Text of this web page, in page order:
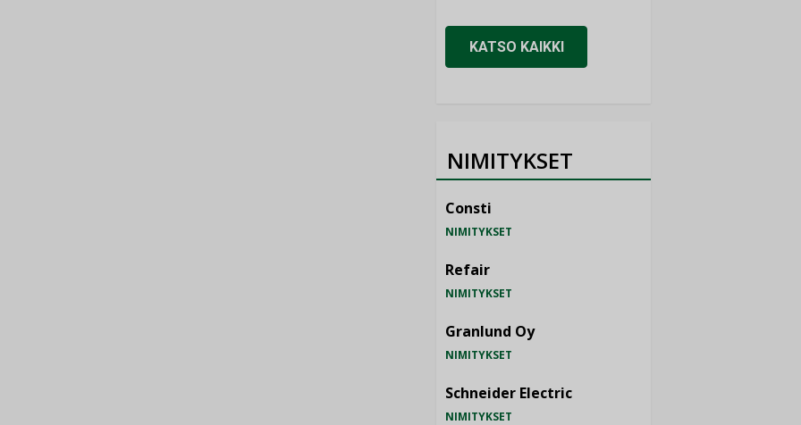
KATSO KAIKKI
NIMITYKSET
Consti
NIMITYKSET
Refair
NIMITYKSET
Granlund Oy
NIMITYKSET
Schneider Electric
NIMITYKSET